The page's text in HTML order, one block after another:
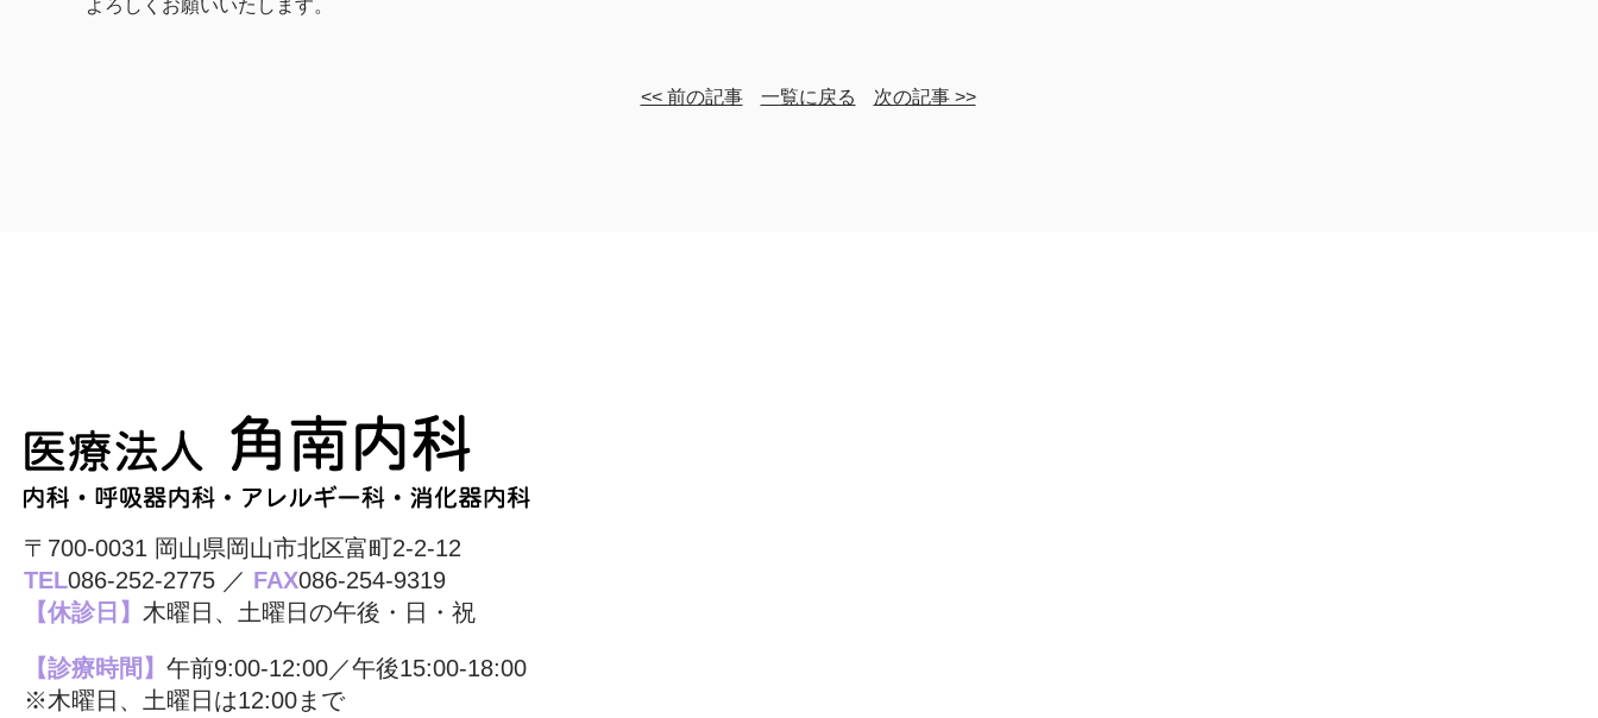
よろしくお願いいたします。
<< 前の記事 一覧に戻る 次の記事 >>
〒700-0031 岡山県岡山市北区富町2-2-12
TEL086-252-2775 ／ FAX086-254-9319
【休診日】 木曜日、土曜日の午後・日・祝
【診療時間】午前9:00-12:00／午後15:00-18:00
※木曜日、土曜日は12:00まで